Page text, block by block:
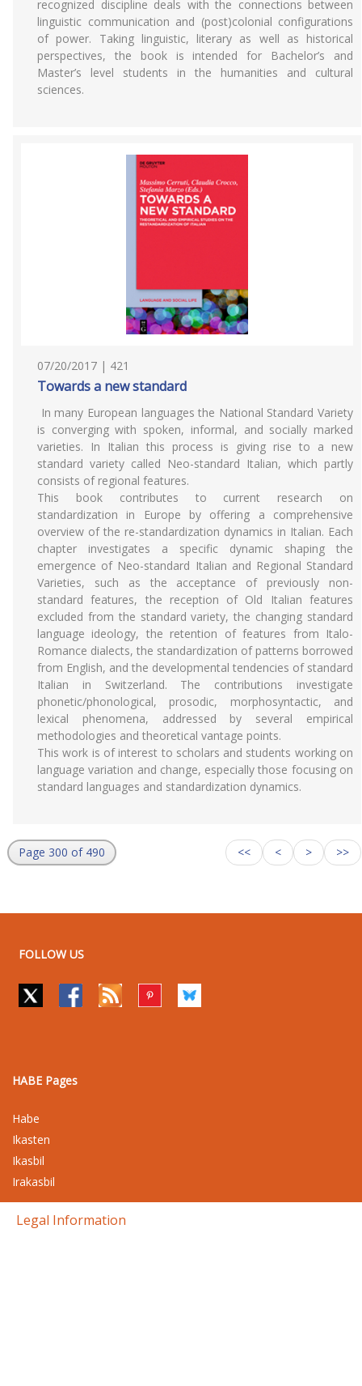
recognized discipline deals with the connections between
linguistic communication and (post)colonial configurations
of power. Taking linguistic, literary as well as historical
perspectives, the book is intended for Bachelor’s and
Master’s level students in the humanities and cultural
sciences.
07/20/2017 | 421
Towards a new standard
In many European languages the National Standard Variety
is converging with spoken, informal, and socially marked
varieties. In Italian this process is giving rise to a new
standard variety called Neo-standard Italian, which partly
consists of regional features.
This book contributes to current research on
standardization in Europe by offering a comprehensive
overview of the re-standardization dynamics in Italian. Each
chapter investigates a specific dynamic shaping the
emergence of Neo-standard Italian and Regional Standard
Varieties, such as the acceptance of previously non-
standard features, the reception of Old Italian features
excluded from the standard variety, the changing standard
language ideology, the retention of features from Italo-
Romance dialects, the standardization of patterns borrowed
from English, and the developmental tendencies of standard
Italian in Switzerland. The contributions investigate
phonetic/phonological, prosodic, morphosyntactic, and
lexical phenomena, addressed by several empirical
methodologies and theoretical vantage points.
This work is of interest to scholars and students working on
language variation and change, especially those focusing on
standard languages and standardization dynamics.
Page 300 of 490 << < > >>
FOLLOW US
HABE Pages
Habe
Ikasten
Ikasbil
Irakasbil
Legal Information